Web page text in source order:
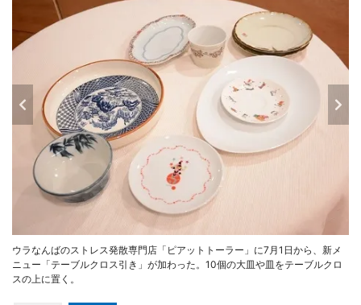
ウラなんばのストレス発散専門店「ピアットトーラー」に7月1日から、新メ
ニュー「テーブルクロス引き」が加わった。10個の大皿や皿をテーブルクロ
スの上に置く。